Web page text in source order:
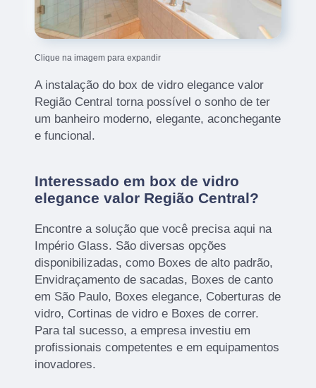
Clique na imagem para expandir
A instalação do box de vidro elegance valor
Região Central torna possível o sonho de ter
um banheiro moderno, elegante, aconchegante
e funcional.
Interessado em box de vidro
elegance valor Região Central?
Encontre a solução que você precisa aqui na
Império Glass. São diversas opções
disponibilizadas, como Boxes de alto padrão,
Envidraçamento de sacadas, Boxes de canto
em São Paulo, Boxes elegance, Coberturas de
vidro, Cortinas de vidro e Boxes de correr.
Para tal sucesso, a empresa investiu em
profissionais competentes e em equipamentos
inovadores.